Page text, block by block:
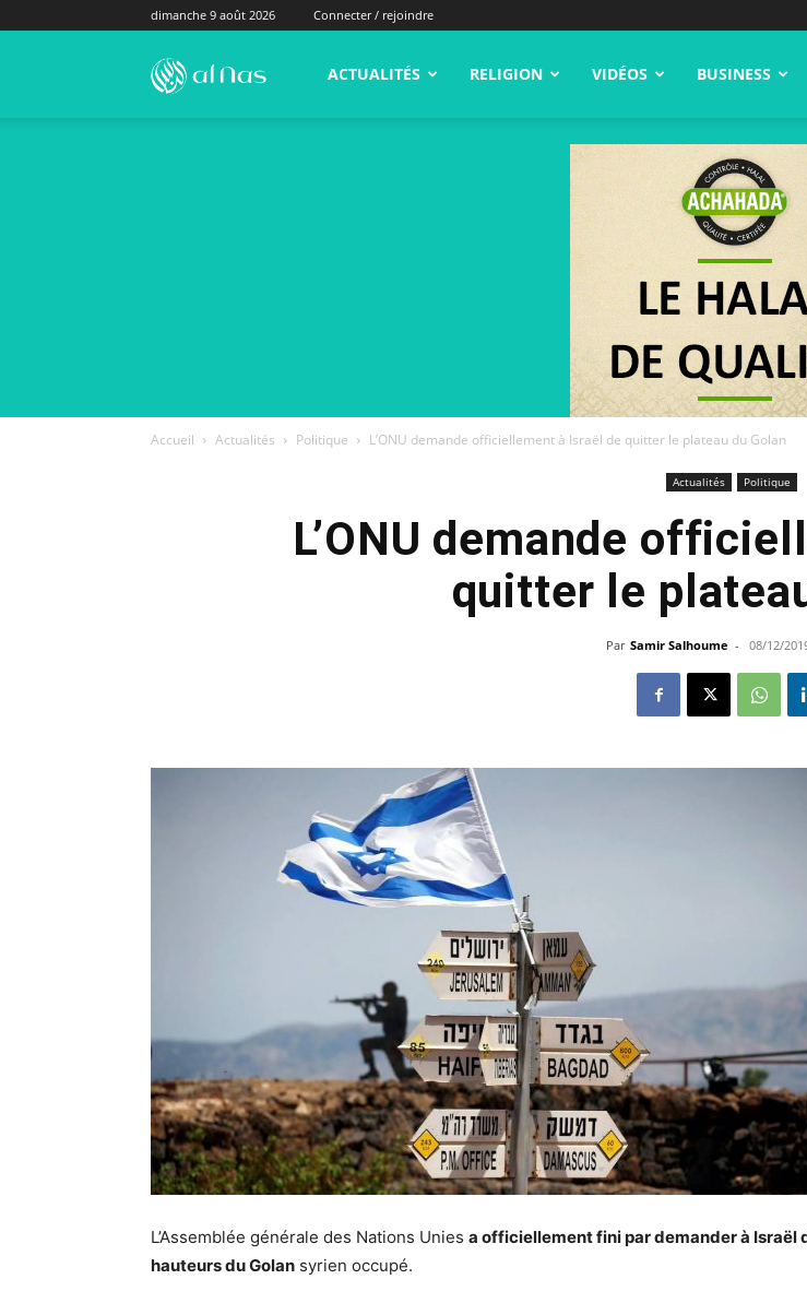
dimanche 9 août 2026 Connecter / rejoindre
alNas.fr ACTUALITÉS RELIGION VIDÉOS BUSINESS
Accueil Actualités Politique L’ONU demande officiellement à Israël de quitter le plateau du Golan
Actualités Politique
L’ONU demande
quitter le
Par Samir Salhoume - 08/12/
L’Assemblée générale des Nations Unies a officiellement fini par demander à Israël
hauteurs du Golan syrien occupé.